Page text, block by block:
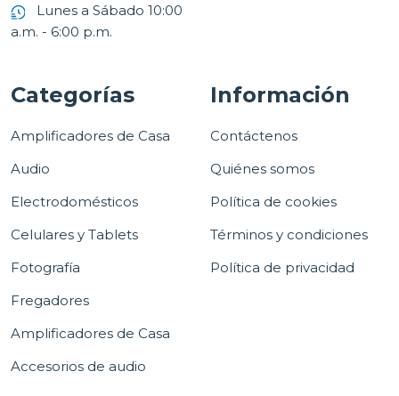
Lunes a Sábado 10:00
a.m. - 6:00 p.m.
Categorías
Amplificadores de Casa
Audio
Electrodomésticos
Celulares y Tablets
Fotografía
Fregadores
Amplificadores de Casa
Accesorios de audio
Información
Contáctenos
Quiénes somos
Política de cookies
Términos y condiciones
Política de privacidad